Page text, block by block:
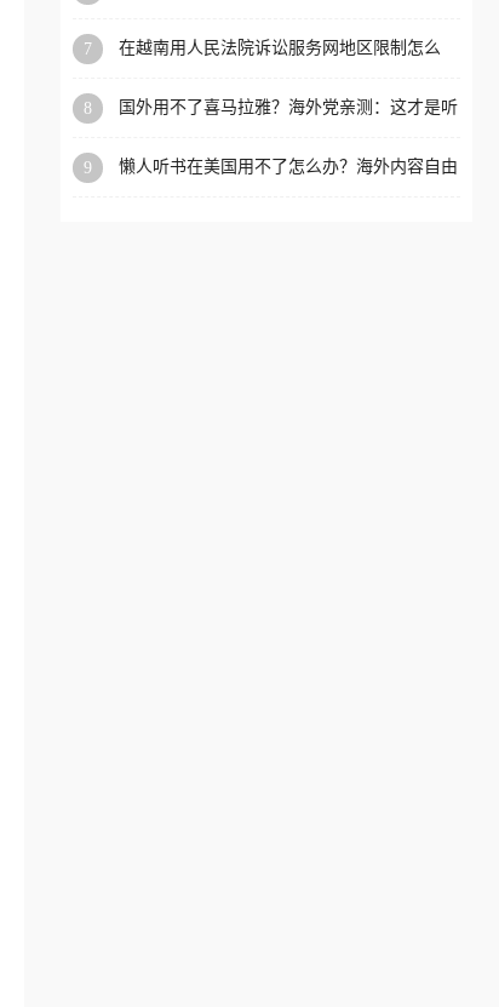
7
在越南用人民法院诉讼服务网地区限制怎么
8
国外用不了喜马拉雅？海外党亲测：这才是听
9
懒人听书在美国用不了怎么办？海外内容自由